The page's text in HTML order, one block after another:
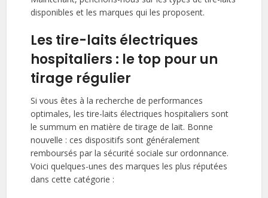
disponibles et les marques qui les proposent.
Les tire-laits électriques
hospitaliers : le top pour un
tirage régulier
Si vous êtes à la recherche de performances
optimales, les tire-laits électriques hospitaliers sont
le summum en matière de tirage de lait. Bonne
nouvelle : ces dispositifs sont généralement
remboursés par la sécurité sociale sur ordonnance.
Voici quelques-unes des marques les plus réputées
dans cette catégorie :